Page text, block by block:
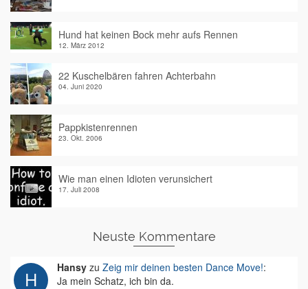
Hund hat keinen Bock mehr aufs Rennen
12. März 2012
22 Kuschelbären fahren Achterbahn
04. Juni 2020
Pappkistenrennen
23. Okt. 2006
Wie man einen Idioten verunsichert
17. Juli 2008
Neuste Kommentare
Hansy zu Zeig mir deinen besten Dance Move!:
Ja mein Schatz, ich bin da.